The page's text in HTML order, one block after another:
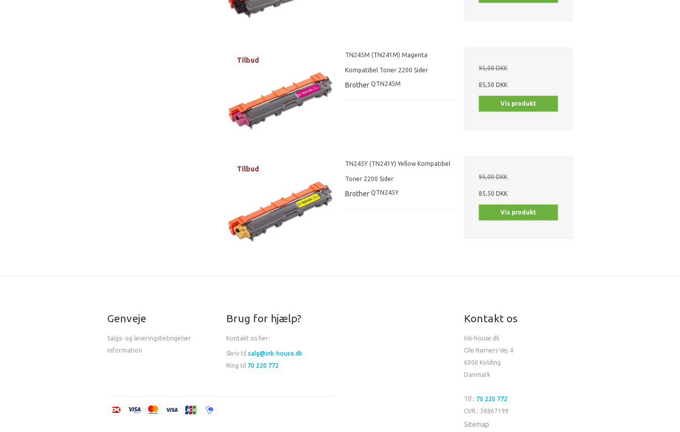
Tilbud
TN245M (TN241M) Magenta
Kompatibel Toner 2200 Sider
Brother QTN245M
95,00 DKK
85,50 DKK
Vis produkt
Tilbud
TN245Y (TN241Y) Yellow Kompatibel
Toner 2200 Sider
Brother QTN245Y
95,00 DKK
85,50 DKK
Vis produkt
Genveje
Salgs- og leveringsbetingelser
Information
Brug for hjælp?
Kontakt os her:
Skriv til salg@ink-house.dk
Ring til 70 220 772
Kontakt os
Ink-house.dk
Ole Rømers Vej 4
6000 Kolding
Danmark
Tlf.: 70 220 772
CVR.: 38867199
Sitemap